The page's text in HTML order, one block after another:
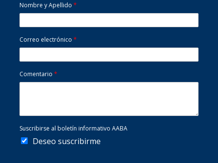
Nombre y Apellido *
Correo electrónico *
Comentario *
Suscribirse al boletín informativo AABA
Deseo suscribirme